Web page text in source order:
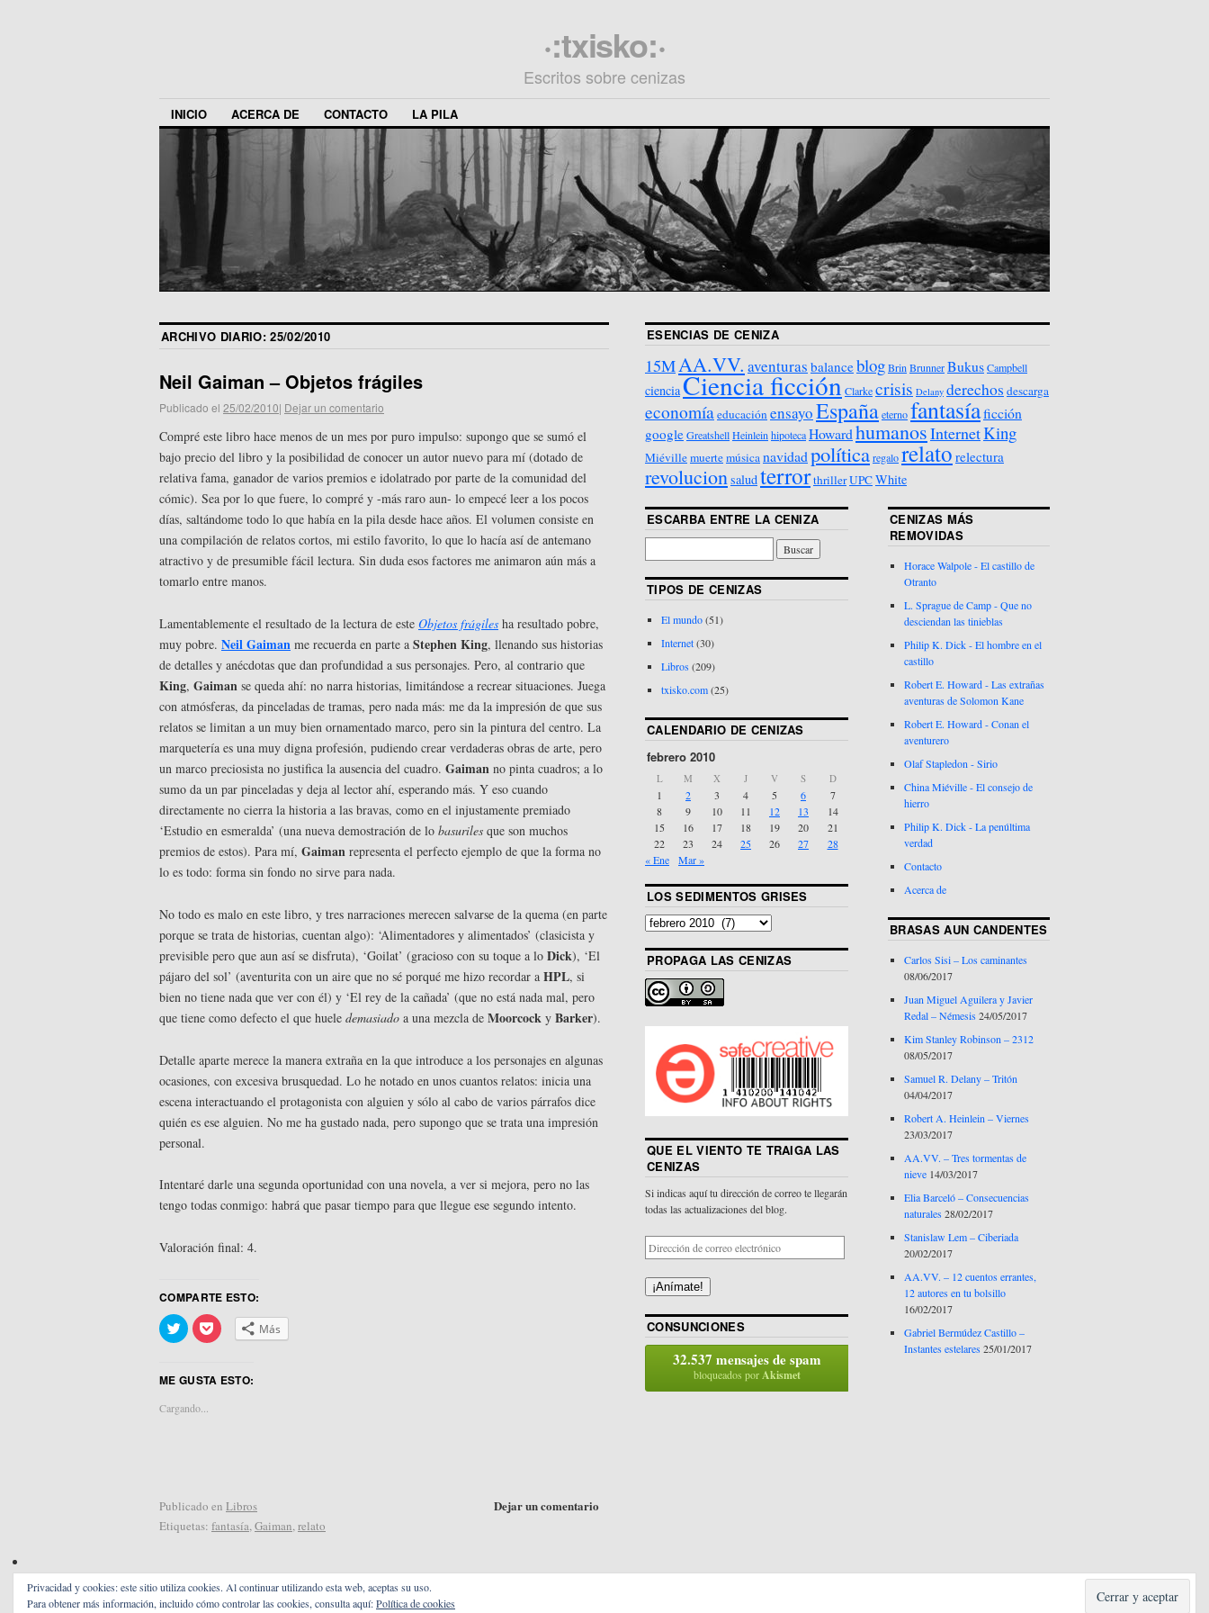
·:txisko:·
Escritos sobre cenizas
INICIO ACERCA DE CONTACTO LA PILA
ARCHIVO DIARIO:25/02/2010
Neil Gaiman – Objetos frágiles
Publicado el 25/02/2010| Dejar un comentario
Compré este libro hace menos de un mes por puro impulso: supongo que se sumó el
bajo precio del libro y la posibilidad de conocer un autor nuevo para mí (dotado de
relativa fama, ganador de varios premios e idolatrado por parte de la comunidad del
cómic). Sea por lo que fuere, lo compré y -más raro aun- lo empecé leer a los pocos
días, saltándome todo lo que había en la pila desde hace años. El volumen consiste en
una compilación de relatos cortos, mi estilo favorito, lo que lo hacía así de antemano
atractivo y de presumible fácil lectura. Sin duda esos factores me animaron aún más a
tomarlo entre manos.
Lamentablemente el resultado de la lectura de este Objetos frágiles ha resultado pobre,
muy pobre. Neil Gaiman me recuerda en parte a Stephen King, llenando sus historias
de detalles y anécdotas que dan profundidad a sus personajes. Pero, al contrario que
King, Gaiman se queda ahí: no narra historias, limitándose a recrear situaciones. Juega
con atmósferas, da pinceladas de tramas, pero nada más: me da la impresión de que sus
relatos se limitan a un muy bien ornamentado marco, pero sin la pintura del centro. La
marquetería es una muy digna profesión, pudiendo crear verdaderas obras de arte, pero
un marco preciosista no justifica la ausencia del cuadro. Gaiman no pinta cuadros; a lo
sumo da un par pinceladas y deja al lector ahí, esperando más. Y eso cuando
directamente no cierra la historia a las bravas, como en el injustamente premiado
‘Estudio en esmeralda’ (una nueva demostración de lo basuriles que son muchos
premios de estos). Para mí, Gaiman representa el perfecto ejemplo de que la forma no
lo es todo: forma sin fondo no sirve para nada.
No todo es malo en este libro, y tres narraciones merecen salvarse de la quema (en parte
porque se trata de historias, cuentan algo): ‘Alimentadores y alimentados’ (clasicista y
previsible pero que aun así se disfruta), ‘Goilat’ (gracioso con su toque a lo Dick), ‘El
pájaro del sol’ (aventurita con un aire que no sé porqué me hizo recordar a HPL, si
bien no tiene nada que ver con él) y ‘El rey de la cañada’ (que no está nada mal, pero
que tiene como defecto el que huele demasiado a una mezcla de Moorcock y Barker).
Detalle aparte merece la manera extraña en la que introduce a los personajes en algunas
ocasiones, con excesiva brusquedad. Lo he notado en unos cuantos relatos: inicia una
escena interactuando el protagonista con alguien y sólo al cabo de varios párrafos dice
quién es ese alguien. No me ha gustado nada, pero supongo que se trata una impresión
personal.
Intentaré darle una segunda oportunidad con una novela, a ver si mejora, pero no las
tengo todas conmigo: habrá que pasar tiempo para que llegue ese segundo intento.
Valoración final: 4.
COMPARTE ESTO:
Haz
clic
para
Twitter
abre
en
Haz
clic
Pocket
Más
ME GUSTA ESTO:
Cargando...
Dejar un comentario
Publicado en Libros
Etiquetas: fantasía,Gaiman,relato
ESENCIAS DE CENIZA
15MAA.VV. aventuras balanceblogBrinBrunnerBukusCampbell
cienciaCiencia ficciónClarkecrisis Delany derechos descarga
economíaeducaciónensayoEspañaeternofantasíaficción
googleGreatshellHeinleinhipotecaHowardhumanosInternetKing
Miévillemuertemúsicanavidadpolíticaregalorelato relectura
revolucion saludterrorthrillerUPCWhite
ESCARBA ENTRE LA CENIZA
TIPOS DE CENIZAS
El mundo(51)
Internet(30)
Libros(209)
txisko.com(25)
CALENDARIO DE CENIZAS
febrero 2010
L M X J V S D
1 2 3 4 5 6
7
8
9 10 11 12 13
14
15
16 17 18 19 20
21
22
23 24 25 26 27
28
« Ene
Mar »
LOS SEDIMENTOS GRISES
PROPAGA LAS CENIZAS
QUE EL VIENTO TE TRAIGA LAS
CENIZAS
Si indicas aquí tu dirección de correo te llegarán
todas las actualizaciones del blog.
¡Anímate!
CONSUNCIONES
32.537 mensajes de spam
bloqueados porAkismet
CENIZAS MÁS
REMOVIDAS
Horace Walpole - El castillo de
Otranto
L. Sprague de Camp - Que no
desciendan las tinieblas
Philip K. Dick - El hombre en el
castillo
Robert E. Howard - Las extrañas
aventuras de Solomon Kane
Robert E. Howard - Conan el
aventurero
Olaf Stapledon - Sirio
China Miéville - El consejo de
hierro
Philip K. Dick - La penúltima
verdad
Contacto
Acerca de
BRASAS AUN CANDENTES
Carlos Sisi – Los caminantes
08/06/2017
Juan Miguel Aguilera y Javier
Redal – Némesis24/05/2017
Kim Stanley Robinson – 2312
08/05/2017
Samuel R. Delany – Tritón
04/04/2017
Robert A. Heinlein – Viernes
23/03/2017
AA.VV. – Tres tormentas de
nieve 14/03/2017
Elia Barceló – Consecuencias
naturales28/02/2017
Stanislaw Lem – Ciberiada
20/02/2017
AA.VV. – 12 cuentos errantes,
12 autores en tu bolsillo
16/02/2017
Gabriel Bermúdez Castillo –
Instantes estelares25/01/2017
Creado con orgullo gracias a WordPress.
Privacidad y cookies: este sitio utiliza cookies. Al continuar utilizando esta web, aceptas su uso.
Para obtener más información, incluido cómo controlar las cookies, consulta aquí:Política de cookies